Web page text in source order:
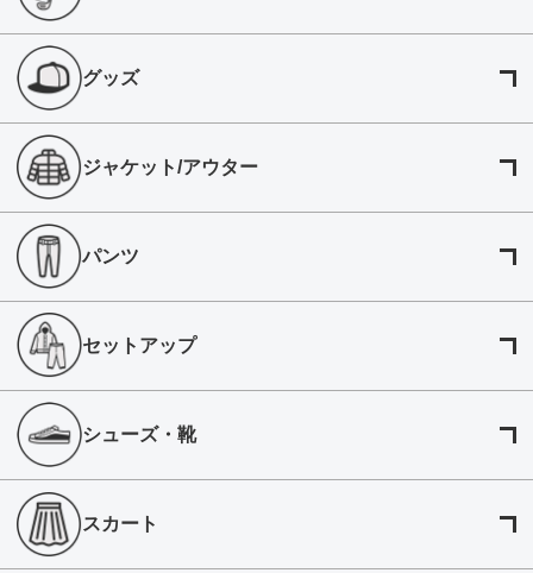
グッズ
ジャケット/アウター
パンツ
セットアップ
シューズ・靴
スカート